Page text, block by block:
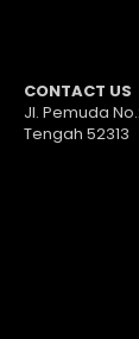
CONTACT US
Jl. Pemuda
Tengah 52313